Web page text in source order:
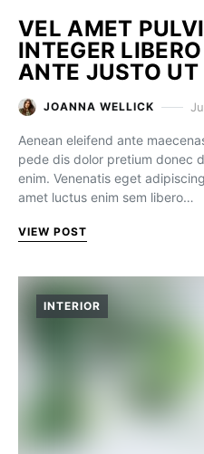
VEL AMET
INTEGER
ANTE JUSTO
JOANNA WELLICK
Aenean eleifend ante
pede dis dolor pretium donec
enim. Venenatis eget
amet luctus enim sem libero…
VIEW POST
INTERIOR